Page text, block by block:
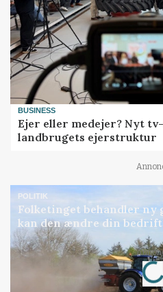
BUSINESS
Ejer eller medejer? Nyt
landbrugets ejerstruktur
POLITIK
Folketinget behandler ny
kan den ændre din bedrift